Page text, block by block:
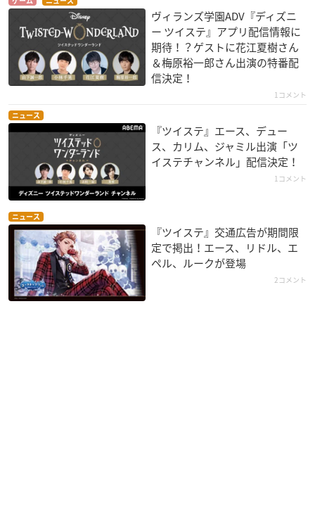
ヴィランズ学園ADV『ディズニ
ー ツイステ』アプリ配信情報に
期待！？ゲストに花江夏樹さん
＆梅原裕一郎さん出演の特番配
信決定！
1コメント
ニュース
『ツイステ』エース、デュー
ス、カリム、ジャミル出演「ツ
イステチャンネル」配信決定！
1コメント
ニュース
『ツイステ』交通広告が期間限
定で掲出！エース、リドル、エ
ペル、ルークが登場
2コメント